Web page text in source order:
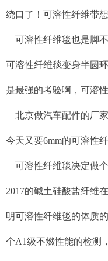
绕口了！可溶性纤维带想
可溶性纤维毯也是脚
可溶性纤维毯变身半圆
是最强的考验啊，可溶
北京做汽车配件的厂家
今天又要6mm的可溶性
可溶性纤维毯决定做
2017的碱土硅酸盐纤维
明可溶性纤维毯的体质
个A1级不燃性能的检测